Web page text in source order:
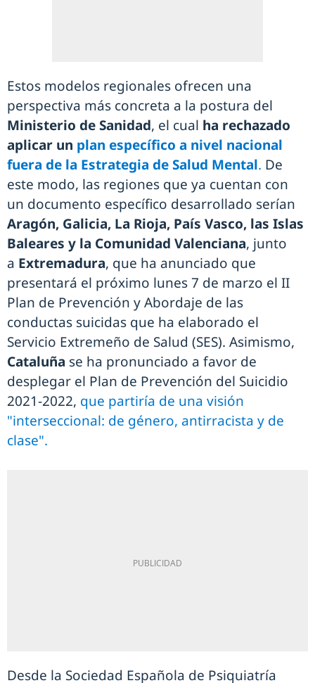
Estos modelos regionales ofrecen una
perspectiva más concreta a la postura del
Ministerio de Sanidad, el cual ha rechazado
aplicar un plan específico a nivel nacional
fuera de la Estrategia de Salud Mental. De
este modo, las regiones que ya cuentan con
un documento específico desarrollado serían
Aragón, Galicia, La Rioja, País Vasco, las Islas
Baleares y la Comunidad Valenciana, junto
a Extremadura, que ha anunciado que
presentará el próximo lunes 7 de marzo el II
Plan de Prevención y Abordaje de las
conductas suicidas que ha elaborado el
Servicio Extremeño de Salud (SES). Asimismo,
Cataluña se ha pronunciado a favor de
desplegar el Plan de Prevención del Suicidio
2021-2022, que partiría de una visión
"interseccional: de género, antirracista y de
clase".
Desde la Sociedad Española de Psiquiatría